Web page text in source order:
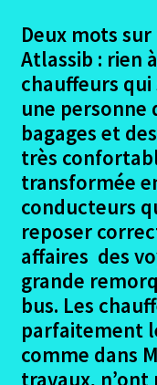
Deux mots
Atlassib : rien
chauffeurs
une personne
bagages et
très
transformée
conducteurs
reposer
affaires des
grande
bus. Les
parfaitement
comme dans
travaux,